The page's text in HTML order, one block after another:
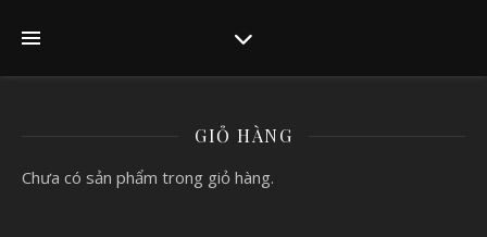
GIỎ HÀNG
Chưa có sản phẩm trong giỏ hàng.